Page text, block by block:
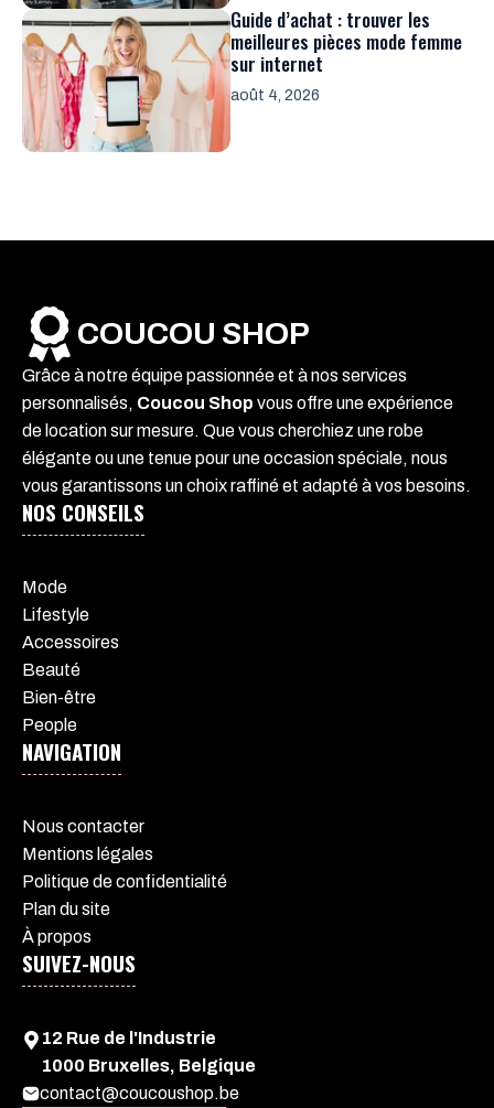
Guide d’achat : trouver les
meilleures pièces mode femme
sur internet
août 4, 2026
COUCOU SHOP
Grâce à notre équipe passionnée et à nos services
personnalisés, Coucou Shop vous offre une expérience
de location sur mesure. Que vous cherchiez une robe
élégante ou une tenue pour une occasion spéciale, nous
vous garantissons un choix raffiné et adapté à vos besoins.
NOS CONSEILS
Mode
Lifestyle
Accessoires
Beauté
Bien-être
People
NAVIGATION
Nous contacter
Mentions légales
Politique de confidentialité
Plan du site
À propos
SUIVEZ-NOUS
12 Rue de l'Industrie
1000 Bruxelles, Belgique
contact@coucoushop.be